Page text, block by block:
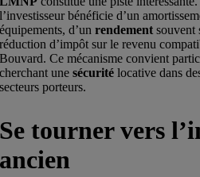
l’investisseur bénéficie d’un
équipements, d’unrendement souvent
réduction d’impôt sur le revenu
Bouvard. Ce mécanisme convient
cherchant unesécurité locative dans
secteurs porteurs.
Se tourner vers
ancien